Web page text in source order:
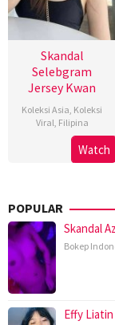
Skandal
Selebgram
Jersey Kwan
Koleksi Asia Koleksi
Viral Filipina
Watch
POPULAR
Skandal
Bokep
Effy